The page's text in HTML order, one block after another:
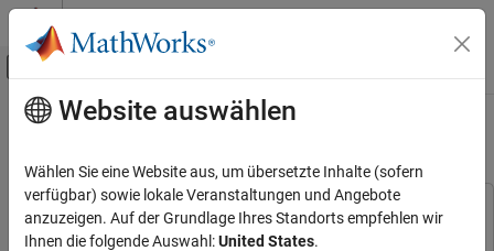
Weiter zum Inhalt
Umschaltung für Off-Canvas-
Startseite der Dokumentation
Configure Signals, States, and Parameters
Signals
Hauptinhalt
Multimode Variable-Size Signal
This example uses:
StateflowStateflow
Website auswählen
Wählen Sie eine Website aus, um übersetzte Inhalte (sofern
verfügbar) sowie lokale Veranstaltungen und Angebote
anzuzeigen. Auf der Grundlage Ihres Standorts empfehlen wir
Ihnen die folgende Auswahl:United States.